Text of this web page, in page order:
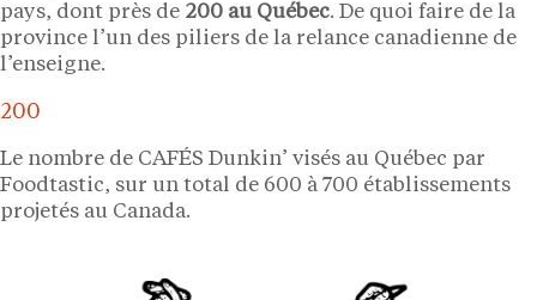
pays, dont près de 200 au Québec. De quoi faire de la
province l’un des piliers de la relance canadienne de
l’enseigne.
200
Le nombre de CAFÉS Dunkin’ visés au Québec par
Foodtastic, sur un total de 600 à 700 établissements
projetés au Canada.